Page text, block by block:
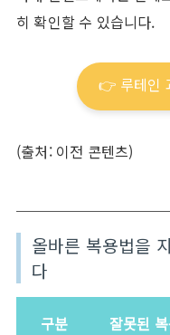
히 확인할 수 있습니다.
👉 루테인
(출처: 이전 콘텐츠)
올바른 복용법을
다
구분 잘못된